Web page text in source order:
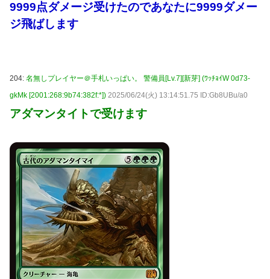
9999点ダメージ受けたのであなたに9999ダメー
ジ飛ばします
204: 名無しプレイヤー＠手札いっぱい。 警備員[Lv.7][新芽] (ﾜｯﾁｮｲW 0d73-
gkMk [2001:268:9b74:382f:*]) 2025/06/24(火) 13:14:51.75 ID:Gb8UBu/a0
アダマンタイトで受けます